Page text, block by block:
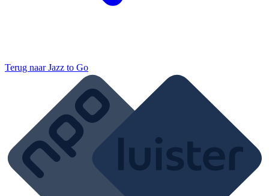
Terug naarJazz to Go